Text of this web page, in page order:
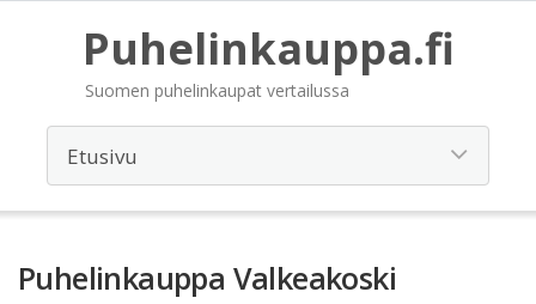
Puhelinkauppa.fi
Suomen puhelinkaupat vertailussa
Puhelinkauppa Valkeakoski